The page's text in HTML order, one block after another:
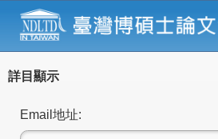
詳目顯示
Email地址: